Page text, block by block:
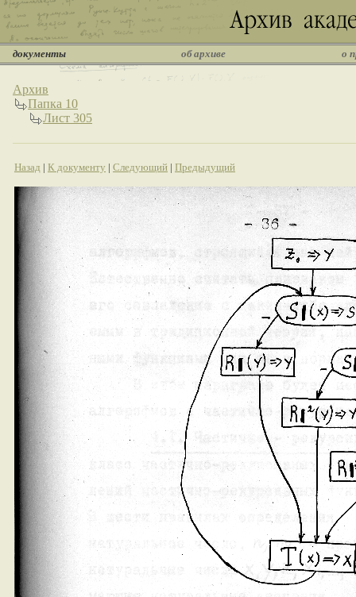
документы об архиве о
Архив
Папка 10
Лист 305
Назад | К документу | Следующий | Предыдущий